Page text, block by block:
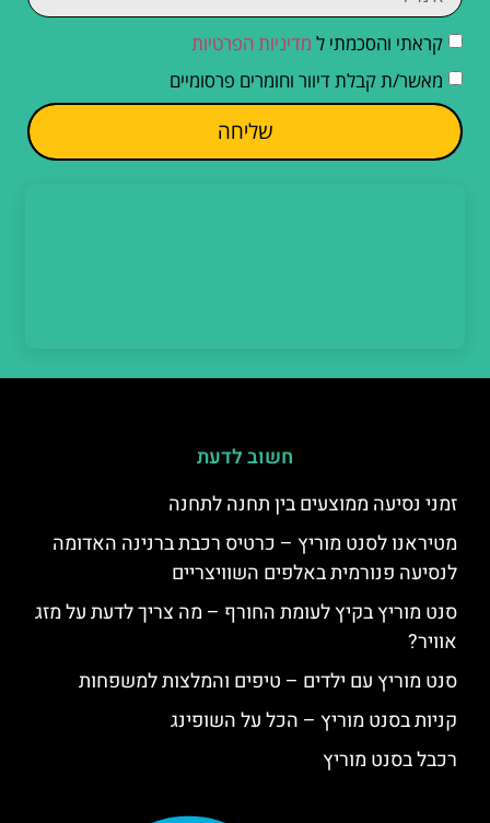
קראתי והסכמתי ל מדיניות הפרטיות
מאשר/ת קבלת דיוור וחומרים פרסומיים
שליחה
חשוב לדעת
זמני נסיעה ממוצעים בין תחנה לתחנה
מטיראנו לסנט מוריץ – כרטיס רכבת ברנינה האדומה
לנסיעה פנורמית באלפים השוויצריים
סנט מוריץ בקיץ לעומת החורף – מה צריך לדעת על מזג
אוויר?
סנט מוריץ עם ילדים – טיפים והמלצות למשפחות
קניות בסנט מוריץ – הכל על השופינג
רכבל בסנט מוריץ